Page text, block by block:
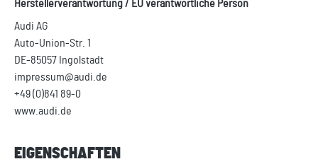
Herstellerverantwortung / EU verantwortliche Person
Audi AG
Auto-Union-Str. 1
DE-85057 Ingolstadt
impressum@audi.de
+49 (0)841 89-0
www.audi.de
EIGENSCHAFTEN